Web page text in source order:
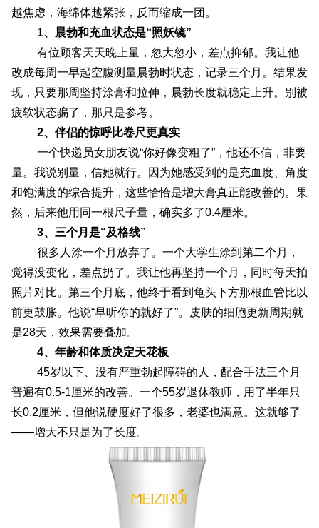
越焦虑，海绵体越紧张，反而缩成一团。
1、晨勃和充血状态是“照妖镜”
有位顾客天天晚上量，忽大忽小，差点抑郁。我让他
改成每周一早起空腹测量晨勃时状态，记录三个月。结果发
现，只要那周坚持涂膏和拉伸，晨勃长度就稳定上升。别被
疲软状态骗了，那只是参考。
2、伴侣的惊呼比卷尺更真实
一个快递员女朋友说“你好像变粗了”，他还不信，非要
量。我说别量，信她就行。因为她感受到的是充血度、角度
和饱满度的综合提升，这些恰恰是增大膏真正能改善的。果
然，后来他用同一根尺子量，确实多了0.4厘米。
3、三个月是“及格线”
很多人涂一个月放弃了。一个大学生涂到第二个月，
觉得没变化，差点扔了。我让他再坚持一个月，同时每天拍
照片对比。第三个月底，他终于看到龟头下方那根血管比以
前更鼓胀。他说“早听你的就好了”。皮肤的细胞更新周期就
是28天，效果需要叠加。
4、年龄和体质决定天花板
45岁以下、没有严重勃起障碍的人，配合手法三个月
普遍有0.5-1厘米的改善。一个55岁退休教师，用了半年只
长0.2厘米，但他说硬度好了很多，老婆也满意。这就够了
——增大不只是为了长度。